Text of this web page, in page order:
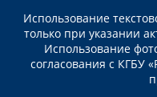
Использование
только при указании
Использование
согласования с КГБУ